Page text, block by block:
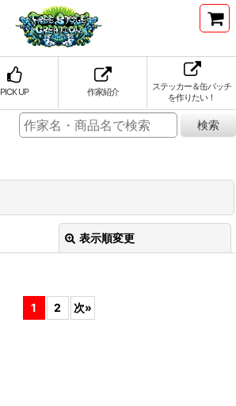
PICK UP 作家紹介
ステッカー＆缶バッチ
を作りたい！
表示順変更
1 2 次»